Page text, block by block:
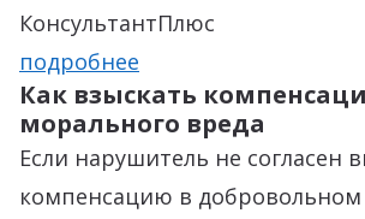
КонсультантПлюс
подробнее
Как взыскать
морального вреда
Если нарушитель не согласен
компенсацию в добровольном